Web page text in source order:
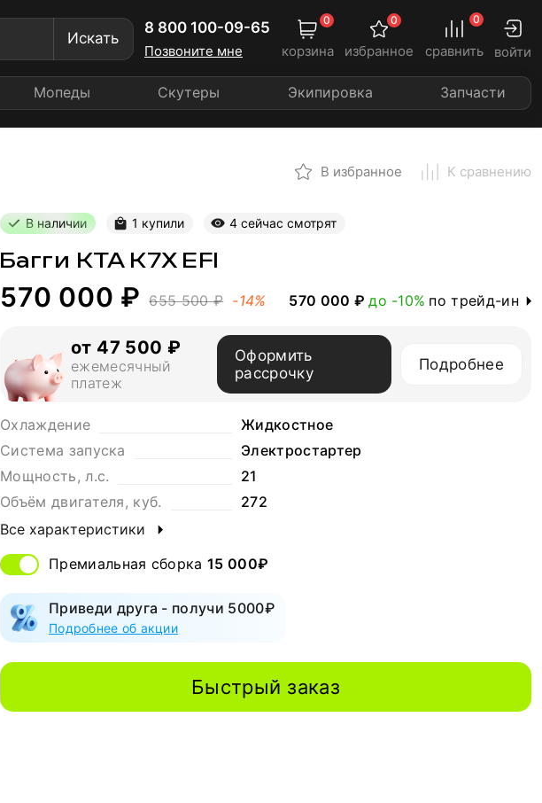
Искать
8 800 100-09-65
Позвоните мне корзина
0
избранное
0
сравнить
0
войти
Мопеды Скутеры Экипировка Запчасти
В избранное К сравнению
В наличии 1 купили 4 сейчас смотрят
Багги KTA К7X EFI
570 000 ₽ 655 500 ₽ -14% 570 000 ₽ до -10% по трейд-ин
от 47 500 ₽
ежемесячный
платеж
Оформить
рассрочку
Подробнее
Охлаждение
Жидкостное
Система запуска
Электростартер
Мощность, л.с.
21
Объём двигателя, куб.
272
Все характеристики
Премиальная сборка15 000₽
Приведи друга - получи 5000₽
Подробнее об акции
Быстрый заказ